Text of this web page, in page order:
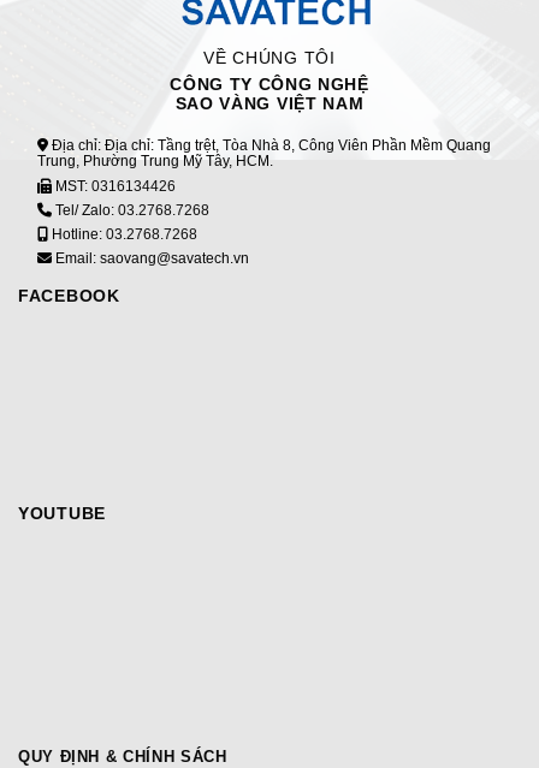
VỀ CHÚNG TÔI
CÔNG TY CÔNG NGHỆ
SAO VÀNG VIỆT NAM
Địa chỉ: Địa chỉ: Tầng trệt, Tòa Nhà 8, Công Viên Phần Mềm Quang
Trung, Phường Trung Mỹ Tây, HCM.
MST: 0316134426
Tel/ Zalo: 03.2768.7268
Hotline: 03.2768.7268
Email: saovang@savatech.vn
FACEBOOK
YOUTUBE
QUY ĐỊNH & CHÍNH SÁCH